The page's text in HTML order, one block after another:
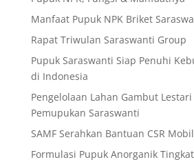
Manfaat Pupuk NPK Briket
Rapat Triwulan Saraswanti Group
Pupuk Saraswanti Siap Penuhi
di Indonesia
Pengelolaan Lahan Gambut Lestari
Pemupukan Saraswanti
SAMF Serahkan Bantuan CSR
Formulasi Pupuk Anorganik